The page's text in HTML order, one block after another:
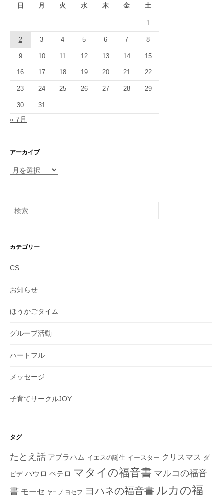
日 月 火 水 木 金 土
1
2 3 4 5 6 7 8
9 10 11 12 13 14 15
16 17 18 19 20 21 22
23 24 25 26 27 28 29
30 31
« 7月
アーカイブ
ア
イ
ブ
検
索:
カテゴリー
CS
お知らせ
ほうかごタイム
グループ活動
ハートフル
メッセージ
子育てサークルJOY
タグ
たとえ話 アブラハム イエスの誕生 イースター クリスマス ダ
ビデ パウロ ペテロ マタイの福音書 マルコの福音
書 モーセ ヤコブ ヨセフ ヨハネの福音書 ルカの福